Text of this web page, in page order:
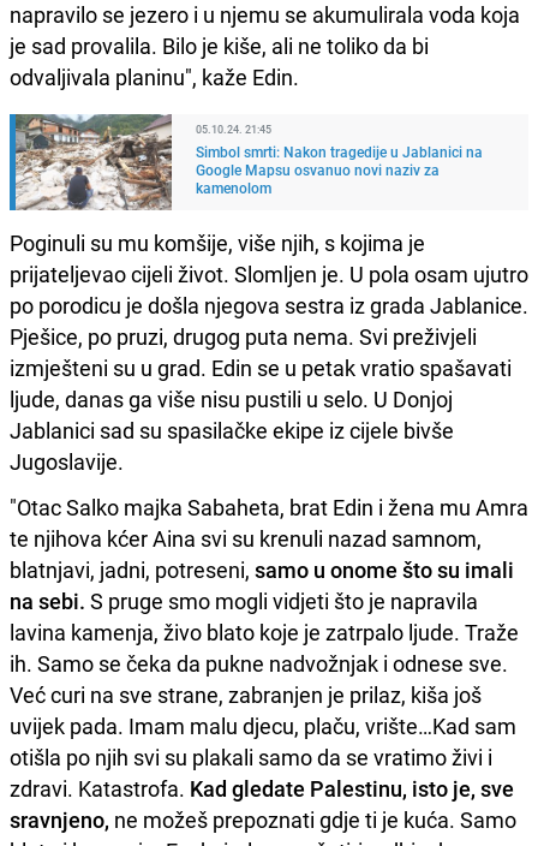
napravilo se jezero i u njemu se akumulirala voda koja
je sad provalila. Bilo je kiše, ali ne toliko da bi
odvaljivala planinu", kaže Edin.
05.10.24. 21:45
Simbol smrti: Nakon tragedije u Jablanici na
Google Mapsu osvanuo novi naziv za
kamenolom
Poginuli su mu komšije, više njih, s kojima je
prijateljevao cijeli život. Slomljen je. U pola osam ujutro
po porodicu je došla njegova sestra iz grada Jablanice.
Pješice, po pruzi, drugog puta nema. Svi preživjeli
izmješteni su u grad. Edin se u petak vratio spašavati
ljude, danas ga više nisu pustili u selo. U Donjoj
Jablanici sad su spasilačke ekipe iz cijele bivše
Jugoslavije.
"Otac Salko majka Sabaheta, brat Edin i žena mu Amra
te njihova kćer Aina svi su krenuli nazad samnom,
blatnjavi, jadni, potreseni, samo u onome što su imali
na sebi. S pruge smo mogli vidjeti što je napravila
lavina kamenja, živo blato koje je zatrpalo ljude. Traže
ih. Samo se čeka da pukne nadvožnjak i odnese sve.
Već curi na sve strane, zabranjen je prilaz, kiša još
uvijek pada. Imam malu djecu, plaču, vrište…Kad sam
otišla po njih svi su plakali samo da se vratimo živi i
zdravi. Katastrofa. Kad gledate Palestinu, isto je, sve
sravnjeno, ne možeš prepoznati gdje ti je kuća. Samo